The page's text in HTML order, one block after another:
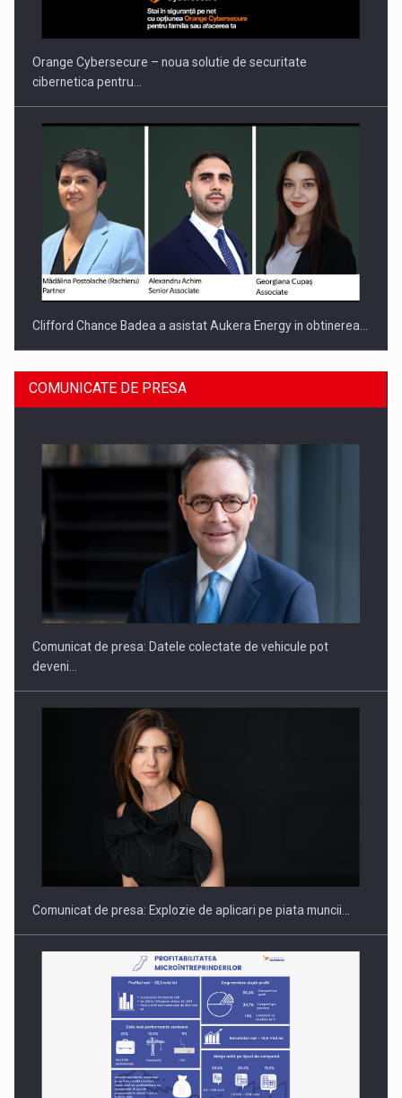
PUTTING ROMANIAN CORPORATE COMPANIES ON THE
INTERNATIONAL BUSINESS SCENE
Orange Cybersecure – noua solutie de securitate
cibernetica pentru…
Clifford Chance Badea a asistat Aukera Energy in obtinerea…
SAPTE PERSONALITATI DIN MEDIUL DE AFACERI, ACADEMIC
Hard Enduro Piatra Craiului 2026, fueled by benzinariile RO…
COMUNICATE DE PRESA
Comunicat de presa: Datele colectate de vehicule pot
deveni…
Comunicat de presa: Explozie de aplicari pe piata muncii…